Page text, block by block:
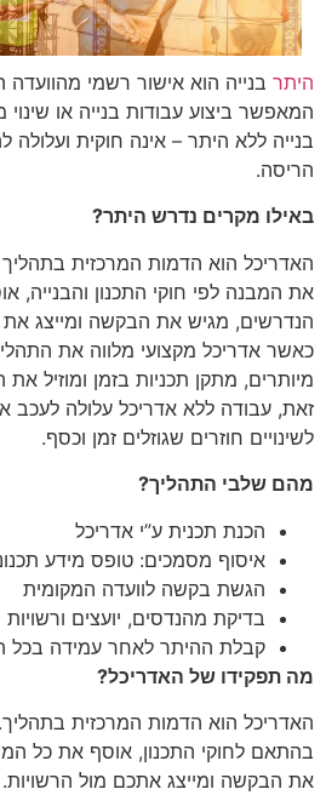
היתר בנייה הוא אישור רשמי מהוועדה
המאפשר ביצוע עבודות בנייה או שינוי
בנייה ללא היתר – אינה חוקית ועלולה
הריסה.
באילו מקרים נדרש היתר?
האדריכל הוא הדמות המרכזית
את המבנה לפי חוקי התכנון והבנייה,
הנדרשים, מגיש את הבקשה ומייצג את
כאשר אדריכל מקצועי מלווה את
מיותרים, מתקן תכניות בזמן ומוזיל
זאת, עבודה ללא אדריכל עלולה לעכב
לשינויים חוזרים שגוזלים זמן וכסף.
מהם שלבי התהליך?
הכנת תכנית ע”י אדריכל
איסוף מסמכים: טופס מידע
הגשת בקשה לוועדה המקומית
בדיקת מהנדסים, יועצים ורשויות
קבלת ההיתר לאחר עמידה בכל
מה תפקידו של האדריכל?
האדריכל הוא הדמות המרכזית
בהתאם לחוקי התכנון, אוסף את כל
את הבקשה ומייצג אתכם מול הרשויות.